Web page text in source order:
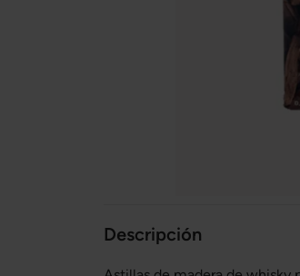
Descripción